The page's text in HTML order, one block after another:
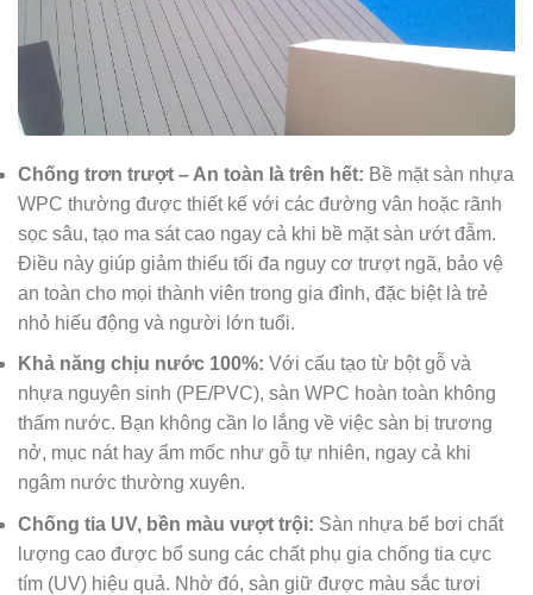
Chống trơn trượt – An toàn là trên hết: Bề mặt sàn nhựa
WPC thường được thiết kế với các đường vân hoặc rãnh
sọc sâu, tạo ma sát cao ngay cả khi bề mặt sàn ướt đẫm.
Điều này giúp giảm thiểu tối đa nguy cơ trượt ngã, bảo vệ
an toàn cho mọi thành viên trong gia đình, đặc biệt là trẻ
nhỏ hiếu động và người lớn tuổi.
Khả năng chịu nước 100%: Với cấu tạo từ bột gỗ và
nhựa nguyên sinh (PE/PVC), sàn WPC hoàn toàn không
thấm nước. Bạn không cần lo lắng về việc sàn bị trương
nở, mục nát hay ẩm mốc như gỗ tự nhiên, ngay cả khi
ngâm nước thường xuyên.
Chống tia UV, bền màu vượt trội: Sàn nhựa bể bơi chất
lượng cao được bổ sung các chất phụ gia chống tia cực
tím (UV) hiệu quả. Nhờ đó, sàn giữ được màu sắc tươi